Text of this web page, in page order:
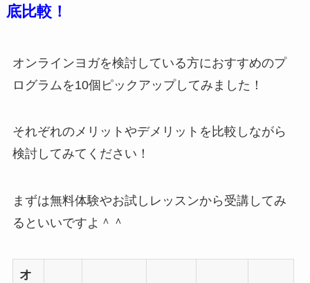
底比較！
オンラインヨガを検討している方におすすめのプ
ログラムを10個ピックアップしてみました！
それぞれのメリットやデメリットを比較しながら
検討してみてください！
まずは無料体験やお試しレッスンから受講してみ
るといいですよ＾＾
オ